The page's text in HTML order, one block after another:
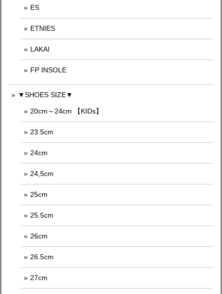
ES
ETNIES
LAKAI
FP INSOLE
▼SHOES SIZE▼
20cm～24cm 【KIDs】
23.5cm
24cm
24,5cm
25cm
25.5cm
26cm
26.5cm
27cm